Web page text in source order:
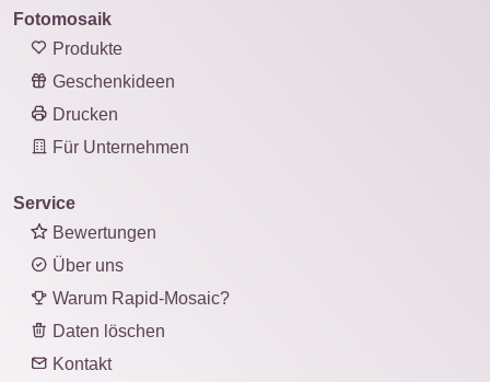
Fotomosaik
Produkte
Geschenkideen
Drucken
Für Unternehmen
Service
Bewertungen
Über uns
Warum Rapid-Mosaic?
Daten löschen
Kontakt